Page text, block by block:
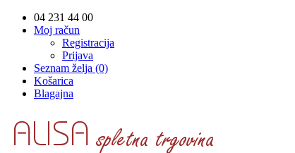
04 231 44 00
Moj račun
Registracija
Prijava
Seznam želja (0)
Košarica
Blagajna